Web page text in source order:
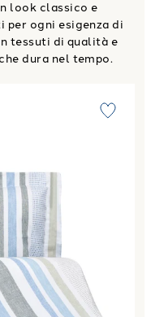
look classico e
ogni esigenza di
tessuti di qualità e
dura nel tempo.